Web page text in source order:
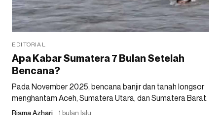
EDITORIAL
Apa Kabar Sumatera 7 Bulan Setelah
Bencana?
Pada November 2025, bencana banjir dan tanah longsor
menghantam Aceh, Sumatera Utara, dan Sumatera Barat.
Risma Azhari 1 bulan lalu